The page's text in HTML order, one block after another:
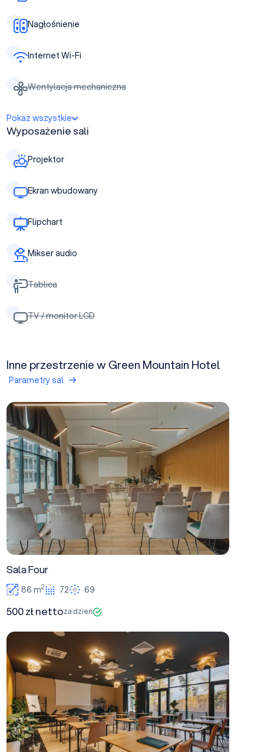
Nagłośnienie
Internet Wi-Fi
Wentylacja mechaniczna
Pokaż wszystkie
Wyposażenie sali
Projektor
Ekran wbudowany
Flipchart
Mikser audio
Tablica
TV / monitor LCD
Inne przestrzenie w Green Mountain Hotel
Parametry sal
Sala Four
Sala Four
86 m2 72 69
500 zł nettoza dzień